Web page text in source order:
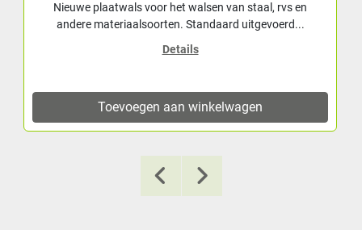
Nieuwe plaatwals voor het walsen van staal, rvs en
andere materiaalsoorten. Standaard uitgevoerd...
Details
Toevoegen aan winkelwagen